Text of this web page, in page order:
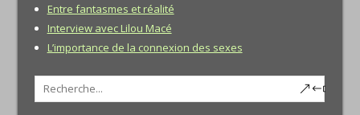
Entre fantasmes et réalité
Interview avec Lilou Macé
L’importance de la connexion des sexes